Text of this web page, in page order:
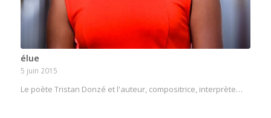
élue
5 juin 2015
Le poète Tristan Donzé et l'auteur, compositrice, interprète…